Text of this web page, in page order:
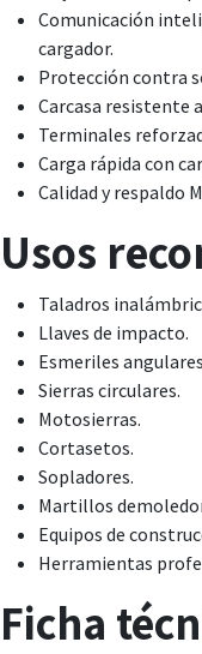
Comunicación
cargador.
Protección contra
Carcasa resistente
Terminales
Carga rápida con
Calidad y respaldo
Usos
Taladros
Llaves de impacto.
Esmeriles
Sierras circulares.
Motosierras.
Cortasetos.
Sopladores.
Martillos
Equipos de
Herramientas
Ficha